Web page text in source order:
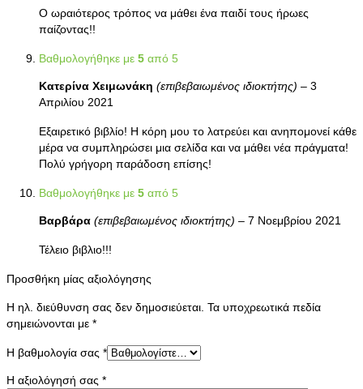
Ο ωραιότερος τρόπος να μάθει ένα παιδί τους ήρωες
παίζοντας!!
Βαθμολογήθηκε με 5 από 5
Κατερίνα Χειμωνάκη (επιβεβαιωμένος ιδιοκτήτης) – 3
Απριλίου 2021
Εξαιρετικό βιβλίο! Η κόρη μου το λατρεύει και ανηπομονεί κάθε
μέρα να συμπληρώσει μια σελίδα και να μάθει νέα πράγματα!
Πολύ γρήγορη παράδοση επίσης!
Βαθμολογήθηκε με 5 από 5
Βαρβάρα (επιβεβαιωμένος ιδιοκτήτης) – 7 Νοεμβρίου 2021
Τέλειο βιβλιο!!!
Προσθήκη μίας αξιολόγησης
Η ηλ. διεύθυνση σας δεν δημοσιεύεται. Τα υποχρεωτικά πεδία
σημειώνονται με *
Η βαθμολογία σας *
Η αξιολόγησή σας *